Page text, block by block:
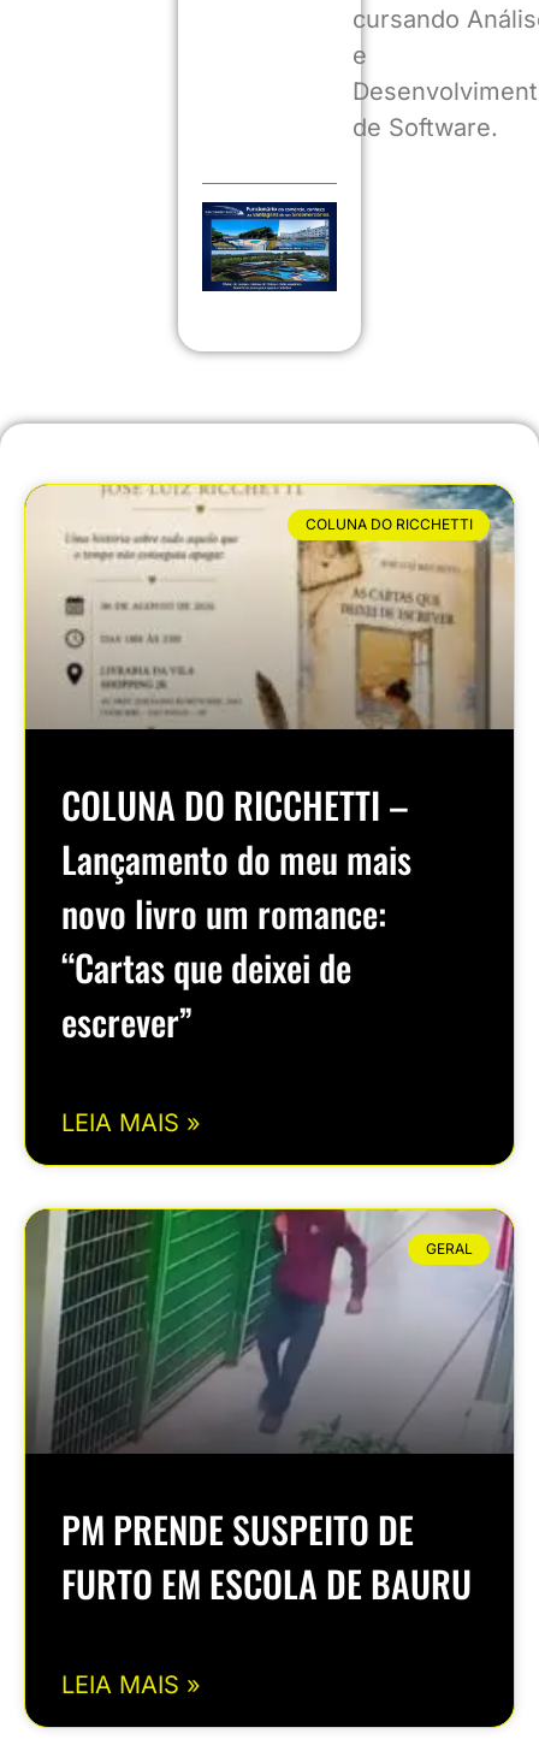
cursando
e
de Software.
COLUNA DO RICCHETTI
COLUNA DO RICCHETTI –
Lançamento do meu mais
novo livro um romance:
“Cartas que deixei de
escrever”
LEIA MAIS »
GERAL
PM PRENDE SUSPEITO DE
FURTO EM ESCOLA DE BAURU
LEIA MAIS »